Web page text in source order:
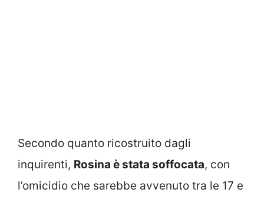
Secondo quanto ricostruito dagli
inquirenti, Rosina è stata soffocata, con
l’omicidio che sarebbe avvenuto tra le 17 e